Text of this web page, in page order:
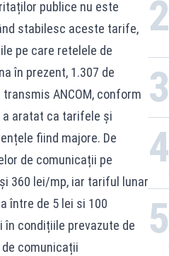
publice nu este
stabilesc aceste tarife,
pe care retelele de
în prezent, 1.307 de
ANCOM, conform
aratat ca tarifele și
fiind majore. De
de comunicații pe
360 lei/mp, iar tariful lunar
între de 5 lei si 100
în condițiile prevazute de
comunicații
2
3
4
5